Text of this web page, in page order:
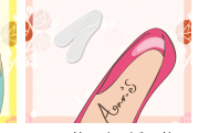
第一商業銀行
彰化商業銀行
台北富邦商業銀行
兆豐國際商業銀行
台中商業銀行
NT$363
第一商業銀行
彰化商業銀行
台北富邦商業銀行